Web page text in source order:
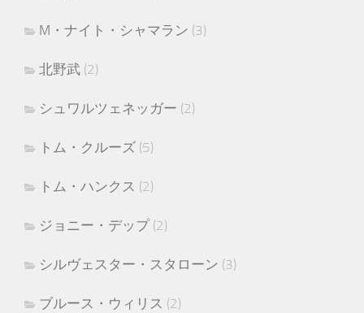
M・ナイト・シャマラン (3)
北野武 (2)
シュワルツェネッガー (2)
トム・クルーズ (5)
トム・ハンクス (2)
ジョニー・デップ(2)
シルヴェスター・スタローン (3)
ブルース・ウィリス (2)